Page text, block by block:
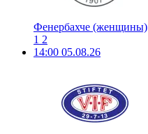
Фенербахче (женщины)
1 2
14:00 05.08.26